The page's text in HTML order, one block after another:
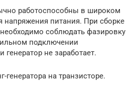
работоспособны в широком
напряжения питания. При сборке
соблюдать фазировку
подключении
генератор не заработает.
генератора на транзисторе.